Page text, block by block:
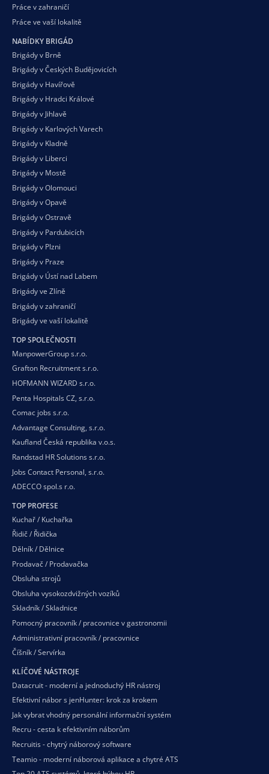
Práce v zahraničí
Práce ve vaší lokalitě
NABÍDKY BRIGÁD
Brigády v Brně
Brigády v Českých Budějovicích
Brigády v Havířově
Brigády v Hradci Králové
Brigády v Jihlavě
Brigády v Karlových Varech
Brigády v Kladně
Brigády v Liberci
Brigády v Mostě
Brigády v Olomouci
Brigády v Opavě
Brigády v Ostravě
Brigády v Pardubicích
Brigády v Plzni
Brigády v Praze
Brigády v Ústí nad Labem
Brigády ve Zlíně
Brigády v zahraničí
Brigády ve vaší lokalitě
TOP SPOLEČNOSTI
ManpowerGroup s.r.o.
Grafton Recruitment s.r.o.
HOFMANN WIZARD s.r.o.
Penta Hospitals CZ, s.r.o.
Comac jobs s.r.o.
Advantage Consulting, s.r.o.
Kaufland Česká republika v.o.s.
Randstad HR Solutions s.r.o.
Jobs Contact Personal, s.r.o.
ADECCO spol.s r.o.
TOP PROFESE
Kuchař / Kuchařka
Řidič / Řidička
Dělník / Dělnice
Prodavač / Prodavačka
Obsluha strojů
Obsluha vysokozdvižných vozíků
Skladník / Skladnice
Pomocný pracovník / pracovnice v gastronomii
Administrativní pracovník / pracovnice
Číšník / Servírka
KLÍČOVÉ NÁSTROJE
Datacruit - moderní a jednoduchý HR nástroj
Efektivní nábor s jenHunter: krok za krokem
Jak vybrat vhodný personální informační systém
Recru - cesta k efektivním náborům
Recruitis - chytrý náborový software
Teamio - moderní náborová aplikace a chytré ATS